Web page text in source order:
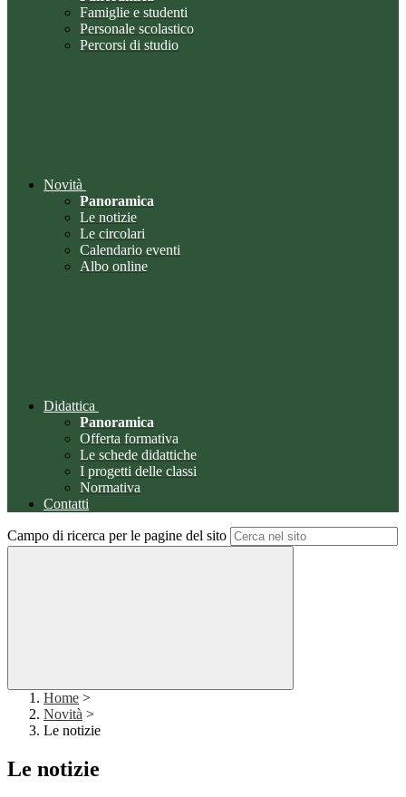
Famiglie e studenti
Personale scolastico
Percorsi di studio
Novità
Panoramica
Le notizie
Le circolari
Calendario eventi
Albo online
Didattica
Panoramica
Offerta formativa
Le schede didattiche
I progetti delle classi
Normativa
Contatti
Campo di ricerca per le pagine del sito
Home >
Novità >
Le notizie
Le notizie